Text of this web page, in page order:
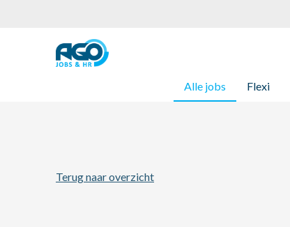
Alle jobs Flexi
Werknemers
Terug naar overzicht